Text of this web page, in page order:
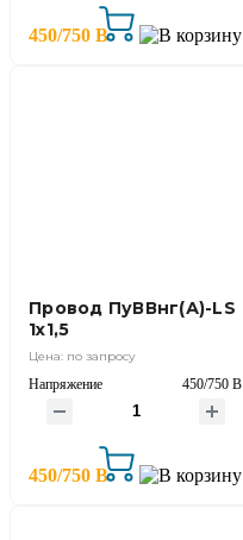
450/750 В
450/750 В
Провод ПуВВнг(А)-LS
1х1,5
Цена: по запросу
Напряжение 450/750 В